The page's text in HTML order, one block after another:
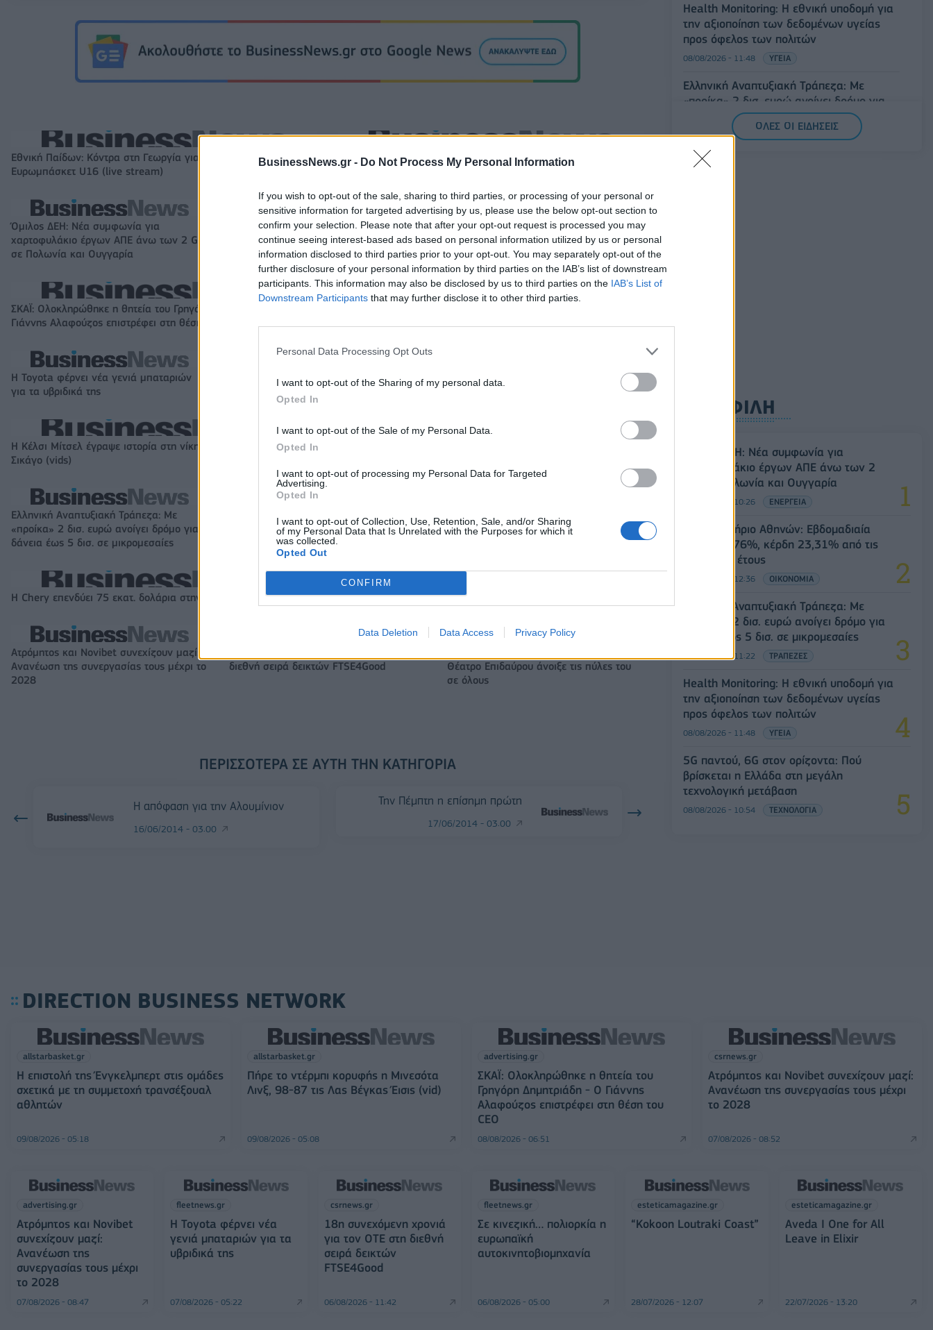
BusinessNews.gr - Do Not Process My Personal Information
If you wish to opt-out of the sale, sharing to third parties, or processing of your personal or
sensitive information for targeted advertising by us, please use the below opt-out section to
confirm your selection. Please note that after your opt-out request is processed you may
continue seeing interest-based ads based on personal information utilized by us or personal
information disclosed to third parties prior to your opt-out. You may separately opt-out of the
further disclosure of your personal information by third parties on the IAB’s list of downstream
participants. This information may also be disclosed by us to third parties on the IAB’s List of
Downstream Participants that may further disclose it to other third parties.
Personal Data Processing Opt Outs
I want to opt-out of the Sharing of my personal data.
Opted In
I want to opt-out of the Sale of my Personal Data.
Opted In
I want to opt-out of processing my Personal Data for Targeted
Advertising.
Opted In
I want to opt-out of Collection, Use, Retention, Sale, and/or Sharing
of my Personal Data that Is Unrelated with the Purposes for which it
was collected.
Opted Out
CONFIRM
Data Deletion Data Access Privacy Policy
Εθνική Παίδων: Κόντρα στη Γεωργία για την πρώτη νίκη στο
Ευρωμπάσκετ U16 (live stream)
Εθνική Νεανίδων: Απέναντι στην Ισλανδία για την 5η θέση στο
Ευρωμπάσκετ (live stream)
Όμιλος ΔΕΗ: Νέα συμφωνία για
χαρτοφυλάκιο έργων ΑΠΕ άνω των 2 GW
σε Πολωνία και Ουγγαρία
Fourlis: Συμφωνία για την πώληση
συμμετοχής στο Sofia South Ring Mall
έναντι 49,35 εκατ. ευρώ
Χρηματιστήριο Αθηνών: Εβδομαδιαία
άνοδος 1,76%, κέρδη 23,31% από τις
αρχές του έτους
ΣΚΑΪ: Ολοκληρώθηκε η θητεία του Γρηγόρη Δημητριάδη - Ο
Γιάννης Αλαφούζος επιστρέφει στη θέση του CEO
Η Toyota φέρνει νέα γενιά μπαταριών
για τα υβριδικά της
Σε κινεζική… πολιορκία η ευρωπαϊκή
αυτοκινητοβιομηχανία
Νέο Audi A2 e-tron με στόχο την κορυφή
Η Κέλσι Μίτσελ έγραψε ιστορία στη νίκη της Ιντιάνα επί του
Σικάγο (vids)
Ελληνική Αναπτυξιακή Τράπεζα: Με
«προίκα» 2 δισ. ευρώ ανοίγει δρόμο για
δάνεια έως 5 δισ. σε μικρομεσαίες
Β.Σ. Καρούλιας: Τζίρος 98,7 εκατ. ευρώ
και αύξηση κερδών 57% - Τα νέα
στοιχήματα σε low & non alcohol
Deloitte Ελλάδος: Χρηματοοικονομικός
σύμβουλος της ΔΕΗ για την είσοδο στην
Η Chery επενδύει 75 εκατ. δολάρια στην KG Mobility Το FIAT 500 Hybrid τώρα από 18.990 ευρώ
Ατρόμητος και Novibet συνεχίζουν μαζί:
Ανανέωση της συνεργασίας τους μέχρι το
2028
διεθνή σειρά δεικτών FTSE4Good
Θέατρο Επιδαύρου άνοιξε τις πύλες του
σε όλους
ΠΕΡΙΣΣΌΤΕΡΑ ΣΕ ΑΥΤΉ ΤΗΝ ΚΑΤΗΓΟΡΊΑ
H απόφαση για την Αλουμίνιον
16/06/2014 - 03:00
Την Πέμπτη η επίσημη πρώτη
17/06/2014 - 03:00
Health Monitoring: Η εθνική υποδομή για
την αξιοποίηση των δεδομένων υγείας
προς όφελος των πολιτών
08/08/2026 - 11:48 ΥΓΕΙΑ
Ελληνική Αναπτυξιακή Τράπεζα: Με
«προίκα» 2 δισ. ευρώ ανοίγει δρόμο για
δάνεια έως 5 δισ. σε μικρομεσαίες
08/08/2026 - 11:22
5G παντού, 6G στον ορίζοντα: Πού
ΟΛΕΣ ΟΙ ΕΙΔΗΣΕΙΣ
ΔΗΜΟΦΙΛΗ
Όμιλος ΔΕΗ: Νέα συμφωνία για
χαρτοφυλάκιο έργων ΑΠΕ άνω των 2
GW σε Πολωνία και Ουγγαρία
08/08/2026 - 10:26 ΕΝΕΡΓΕΙΑ
Χρηματιστήριο Αθηνών: Εβδομαδιαία
άνοδος 1,76%, κέρδη 23,31% από τις
αρχές του έτους
08/08/2026 - 12:36 ΟΙΚΟΝΟΜΙΑ
Ελληνική Αναπτυξιακή Τράπεζα: Με
«προίκα» 2 δισ. ευρώ ανοίγει δρόμο για
δάνεια έως 5 δισ. σε μικρομεσαίες
08/08/2026 - 11:22 ΤΡΑΠΕΖΕΣ
Health Monitoring: Η εθνική υποδομή για
την αξιοποίηση των δεδομένων υγείας
προς όφελος των πολιτών
08/08/2026 - 11:48 ΥΓΕΙΑ
5G παντού, 6G στον ορίζοντα: Πού
βρίσκεται η Ελλάδα στη μεγάλη
τεχνολογική μετάβαση
08/08/2026 - 10:54 ΤΕΧΝΟΛΟΓΙΑ
DIRECTION BUSINESS NETWORK
allstarbasket.gr
Η επιστολή της Ένγκελμπερτ στις ομάδες
σχετικά με τη συμμετοχή τρανσέξουαλ
αθλητών
09/08/2026 - 05:18
allstarbasket.gr
Πήρε το ντέρμπι κορυφής η Μινεσότα
Λινξ, 98-87 τις Λας Βέγκας Έισις (vid)
09/08/2026 - 05:08
advertising.gr
ΣΚΑΪ: Ολοκληρώθηκε η θητεία του
Γρηγόρη Δημητριάδη - Ο Γιάννης
Αλαφούζος επιστρέφει στη θέση του
CEO
08/08/2026 - 06:51
csrnews.gr
Ατρόμητος και Novibet συνεχίζουν μαζί:
Ανανέωση της συνεργασίας τους μέχρι
το 2028
07/08/2026 - 08:52
advertising.gr
Ατρόμητος και Novibet
συνεχίζουν μαζί:
Ανανέωση της
συνεργασίας τους μέχρι
το 2028
07/08/2026 - 08:47
fleetnews.gr
Η Toyota φέρνει νέα
γενιά μπαταριών για τα
υβριδικά της
07/08/2026 - 05:22
csrnews.gr
18η συνεχόμενη χρονιά
για τον ΟΤΕ στη διεθνή
σειρά δεικτών
FTSE4Good
06/08/2026 - 11:42
fleetnews.gr
Σε κινεζική… πολιορκία η
ευρωπαϊκή
αυτοκινητοβιομηχανία
06/08/2026 - 05:00
esteticamagazine.gr
“Kokoon Loutraki Coast”
28/07/2026 - 12:07
esteticamagazine.gr
Aveda I One for All
Leave in Elixir
22/07/2026 - 13:20